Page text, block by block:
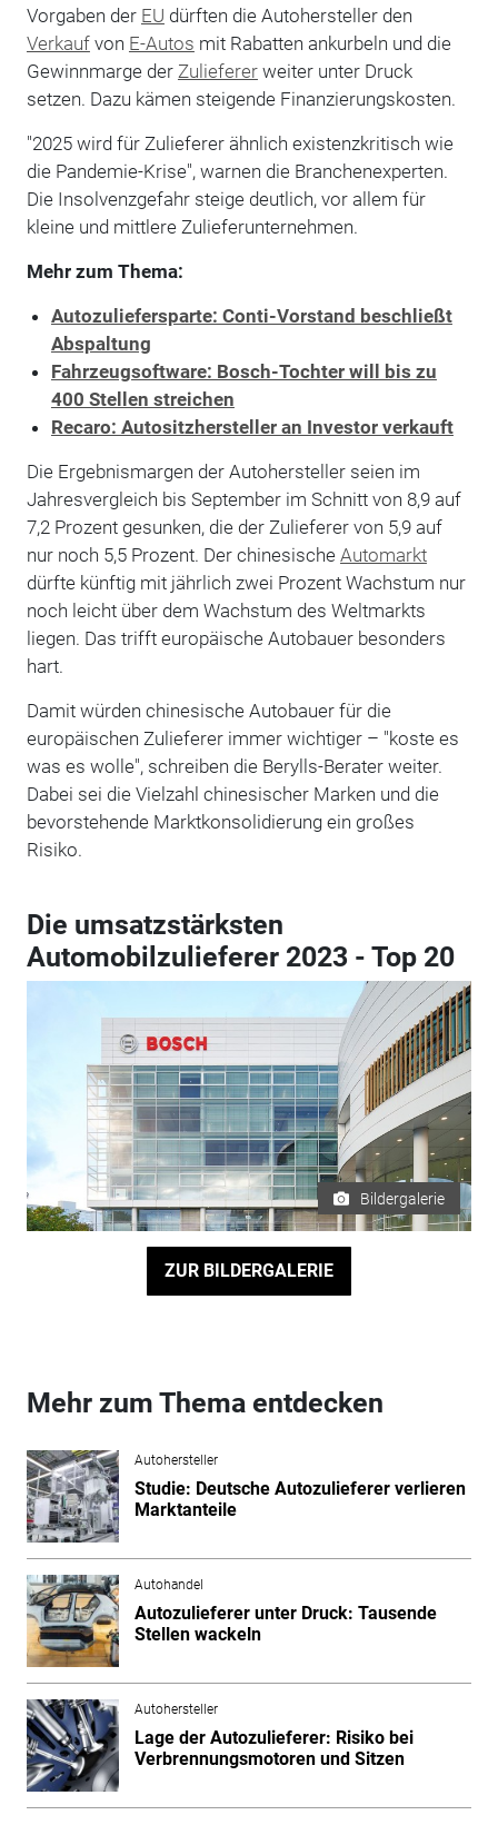
Vorgaben der EU dürften die Autohersteller den
Verkaufvon E-Autos mit Rabatten ankurbeln und die
Gewinnmarge der Zuliefererweiter unter Druck
setzen. Dazu kämen steigende Finanzierungskosten.
"2025 wird für Zulieferer ähnlich existenzkritisch wie
die Pandemie-Krise", warnen die Branchenexperten.
Die Insolvenzgefahr steige deutlich, vor allem für
kleine und mittlere Zulieferunternehmen.
Mehr zum Thema:
Autozuliefersparte: Conti-Vorstand beschließt
Abspaltung
Fahrzeugsoftware: Bosch-Tochter will bis zu
400 Stellen streichen
Recaro: Autositzhersteller an Investor verkauft
Die Ergebnismargen der Autohersteller seien im
Jahresvergleich bis September im Schnitt von 8,9 auf
7,2 Prozent gesunken, die der Zulieferer von 5,9 auf
nur noch 5,5 Prozent. Der chinesische Automarkt
dürfte künftig mit jährlich zwei Prozent Wachstum nur
noch leicht über dem Wachstum des Weltmarkts
liegen. Das trifft europäische Autobauer besonders
hart.
Damit würden chinesische Autobauer für die
europäischen Zulieferer immer wichtiger – "koste es
was es wolle", schreiben die Berylls-Berater weiter.
Dabei sei die Vielzahl chinesischer Marken und die
bevorstehende Marktkonsolidierung ein großes
Risiko.
Die umsatzstärksten
Automobilzulieferer 2023 - Top 20
Bildergalerie
ZUR BILDERGALERIE
Mehr zum Thema entdecken
Autohersteller
Studie: Deutsche Autozulieferer verlieren
Marktanteile
Autohandel
Autozulieferer unter Druck: Tausende
Stellen wackeln
Autohersteller
Lage der Autozulieferer: Risiko bei
Verbrennungsmotoren und Sitzen